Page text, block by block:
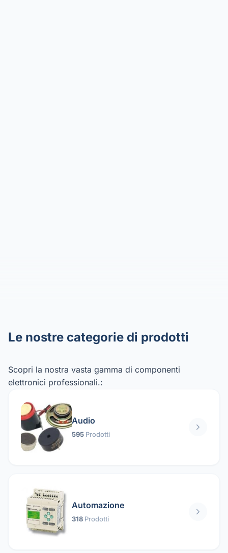
Le nostre categorie di prodotti
Scopri la nostra vasta gamma di componenti
elettronici professionali.:
Audio
595 Prodotti
Automazione
318 Prodotti